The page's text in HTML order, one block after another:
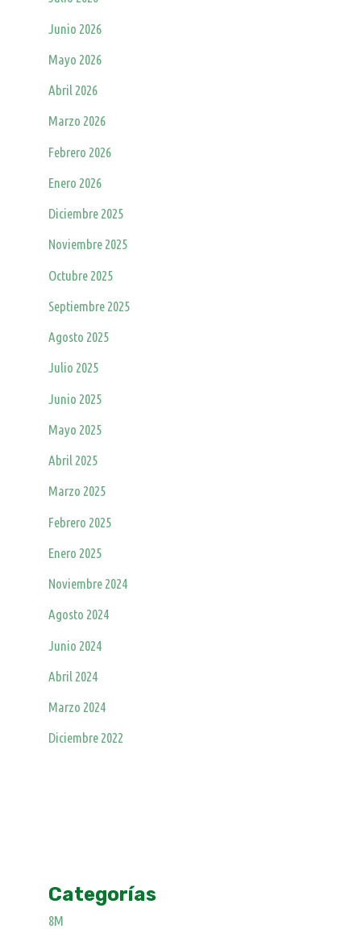
Junio 2026
Mayo 2026
Abril 2026
Marzo 2026
Febrero 2026
Enero 2026
Diciembre 2025
Noviembre 2025
Octubre 2025
Septiembre 2025
Agosto 2025
Julio 2025
Junio 2025
Mayo 2025
Abril 2025
Marzo 2025
Febrero 2025
Enero 2025
Noviembre 2024
Agosto 2024
Junio 2024
Abril 2024
Marzo 2024
Diciembre 2022
Categorías
8M